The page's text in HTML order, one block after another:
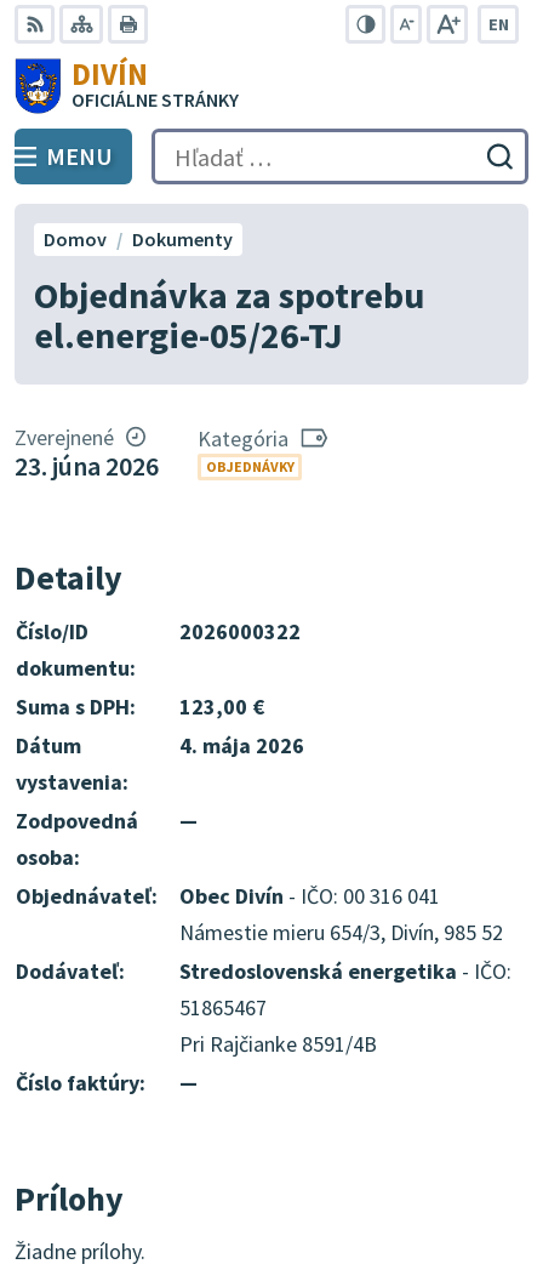
Preskočiť
na
obsah
RSS Mapa
EN
DIVÍN
OFICIÁLNE STRÁNKY
PREPNÚŤ
MENU Hľadať:
Objednávka za spotrebu
el.energie-05/26-TJ
Domov Dokumenty
Zverejnené
23. júna 2026
Kategória
OBJEDNÁVKY
Detaily
Číslo/ID
dokumentu:
2026000322
Suma s DPH:
123,00 €
Dátum
vystavenia:
4. mája 2026
Zodpovedná
osoba:
—
Objednávateľ: Obec Divín - IČO: 00 316 041
Námestie mieru 654/3, Divín, 985 52
Dodávateľ:
Stredoslovenská energetika - IČO:
51865467
Pri Rajčianke 8591/4B
Číslo faktúry:
—
Prílohy
Žiadne prílohy.